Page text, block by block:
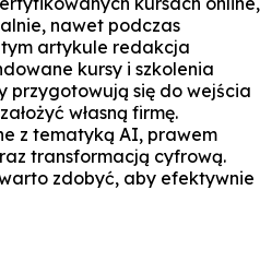
nawet podczas
artykule redakcja
kursy i szkolenia
przygotowują się do wejścia
własną firmę.
z tematyką AI, prawem
transformacją cyfrową.
zdobyć, aby efektywnie